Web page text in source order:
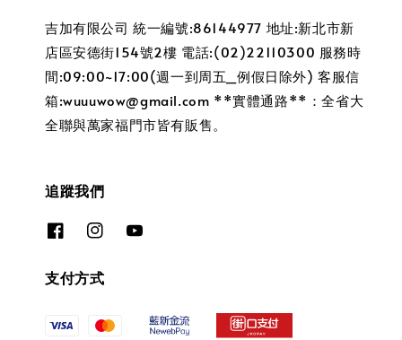
吉加有限公司 統一編號:86144977 地址:新北市新
店區安德街154號2樓 電話:(02)22110300 服務時
間:09:00~17:00(週一到周五_例假日除外) 客服信
箱:wuuuwow@gmail.com **實體通路**：全省大
全聯與萬家福門市皆有販售。
追蹤我們
支付方式